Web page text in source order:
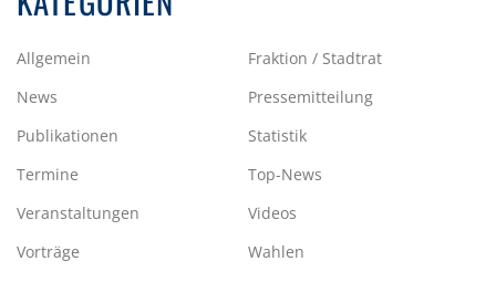
Allgemein
Fraktion / Stadtrat
News
Pressemitteilung
Publikationen
Statistik
Termine
Top-News
Veranstaltungen
Videos
Vorträge
Wahlen